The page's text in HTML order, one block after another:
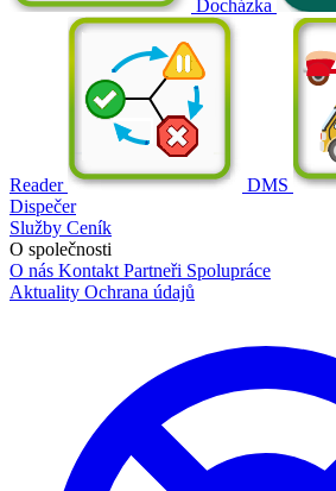
Docházka
Reader
DMS
Dispečer
Služby Ceník
O společnosti
O nás Kontakt Partneři Spolupráce
Aktuality Ochrana údajů